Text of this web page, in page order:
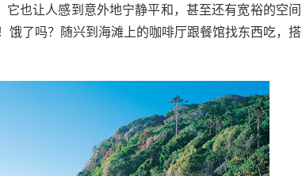
也让人感到意外地宁静平和，甚至还有宽裕的空间
了吗？随兴到海滩上的咖啡厅跟餐馆找东西吃，搭